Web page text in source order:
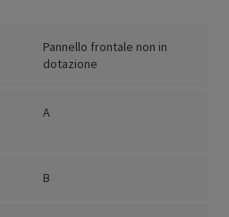
Pannello frontale non in
dotazione
A
B